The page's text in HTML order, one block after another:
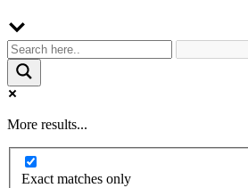
More results...
Exact matches only